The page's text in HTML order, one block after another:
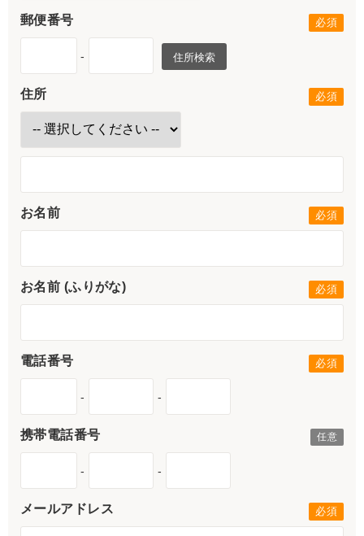
郵便番号
- 住所検索
住所
お名前
お名前 (ふりがな)
電話番号
- -
携帯電話番号
- -
メールアドレス